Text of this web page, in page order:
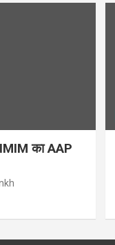
का AAP